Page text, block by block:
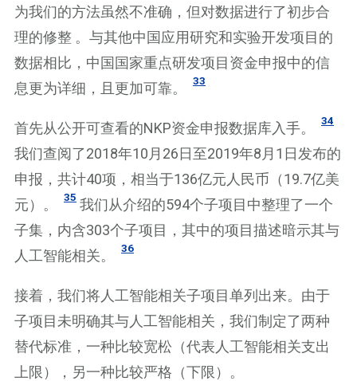
为我们的方法虽然不准确，但对数据进行了初步合
理的修整 。与其他中国应用研究和实验开发项目的
数据相比，中国国家重点研发项目资金申报中的信
息更为详细，且更加可靠。
33
首先从公开可查看的NKP资金申报数据库入手。 34
我们查阅了2018年10月26日至2019年8月1日发布的
申报，共计40项，相当于136亿元人民币（19.7亿美
元）。
35 我们从介绍的594个子项目中整理了一个
子集，内含303个子项目，其中的项目描述暗示其与
人工智能相关。
36
接着，我们将人工智能相关子项目单列出来。由于
子项目未明确其与人工智能相关，我们制定了两种
替代标准，一种比较宽松（代表人工智能相关支出
上限），另一种比较严格（下限）。